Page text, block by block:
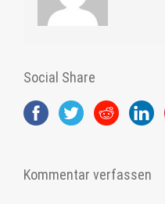
Social Share
Kommentar verfassen